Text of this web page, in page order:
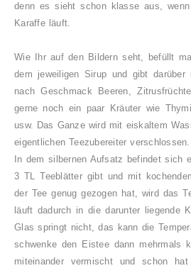
denn es sieht schon klasse aus,
Karaffe läuft.
Wie Ihr auf den Bildern seht, befüllt
dem jeweiligen Sirup und gibt
nach Geschmack Beeren,
gerne noch ein paar Kräuter wie
usw. Das Ganze wird mit eiskaltem
eigentlichen Teezubereiter verschlossen.
In dem silbernen Aufsatz befindet sich
3 TL Teeblätter gibt und mit
der Tee genug gezogen hat, wird das
läuft dadurch in die darunter liegende
Glas springt nicht, das kann die
schwenke den Eistee dann mehrmals
miteinander vermischt und schon